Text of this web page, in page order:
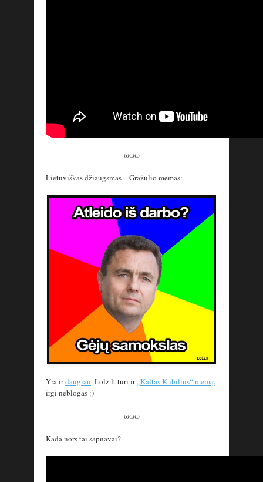
ωωω
Lietuviškas džiaugsmas – Gražulio memas:
Yra irdaugiau. Lolz.lt turi ir„Kaltas Kubilius“ memą,
irgi neblogas :)
ωωω
Kada nors tai sapnavai?